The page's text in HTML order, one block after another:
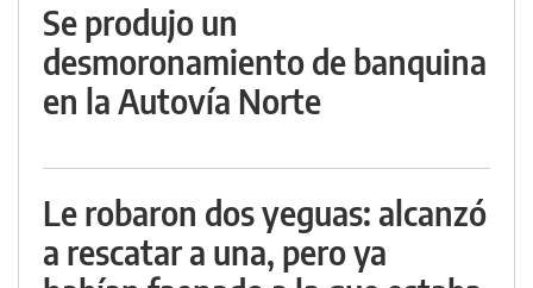
Se produjo un
desmoronamiento de banquina
en la Autovía Norte
Le robaron dos yeguas: alcanzó
a rescatar a una, pero ya